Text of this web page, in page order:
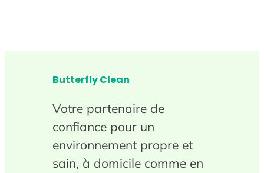
Butterfly Clean
Votre partenaire de
confiance pour un
environnement propre et
sain, à domicile comme en